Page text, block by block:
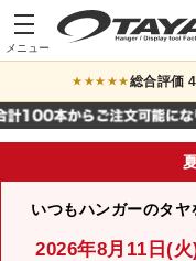
★★★★★総合評価
いつもハンガーのタ
2026年8月11日(